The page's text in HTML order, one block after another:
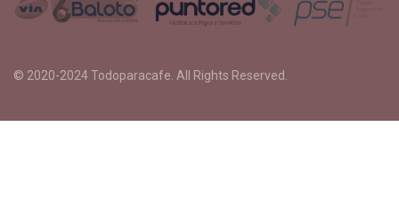
© 2020-2024Todoparacafe . All Rights Reserved.